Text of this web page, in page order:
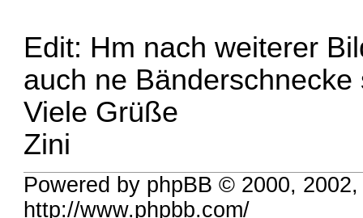
Edit: Hm nach weiterer
auch ne Bänderschnecke
Viele Grüße
Zini
Powered by phpBB © 2000,
http://www.phpbb.com/